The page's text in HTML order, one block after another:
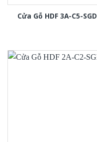
Cửa Gỗ HDF 3A-C5-SGD